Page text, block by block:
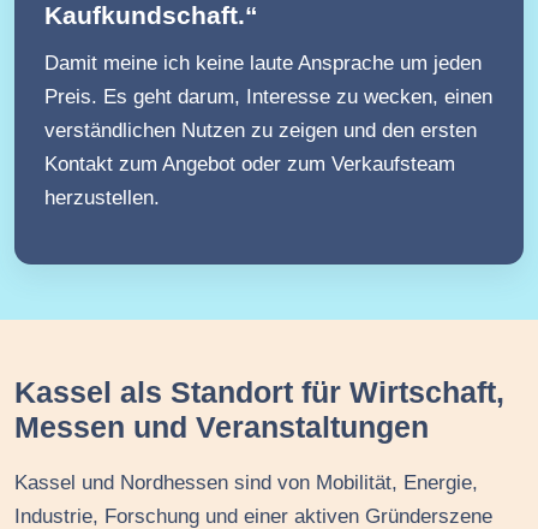
Kaufkundschaft.“
Damit meine ich keine laute Ansprache um jeden
Preis. Es geht darum, Interesse zu wecken, einen
verständlichen Nutzen zu zeigen und den ersten
Kontakt zum Angebot oder zum Verkaufsteam
herzustellen.
Kassel als Standort für Wirtschaft,
Messen und Veranstaltungen
Kassel und Nordhessen sind von Mobilität, Energie,
Industrie, Forschung und einer aktiven Gründerszene